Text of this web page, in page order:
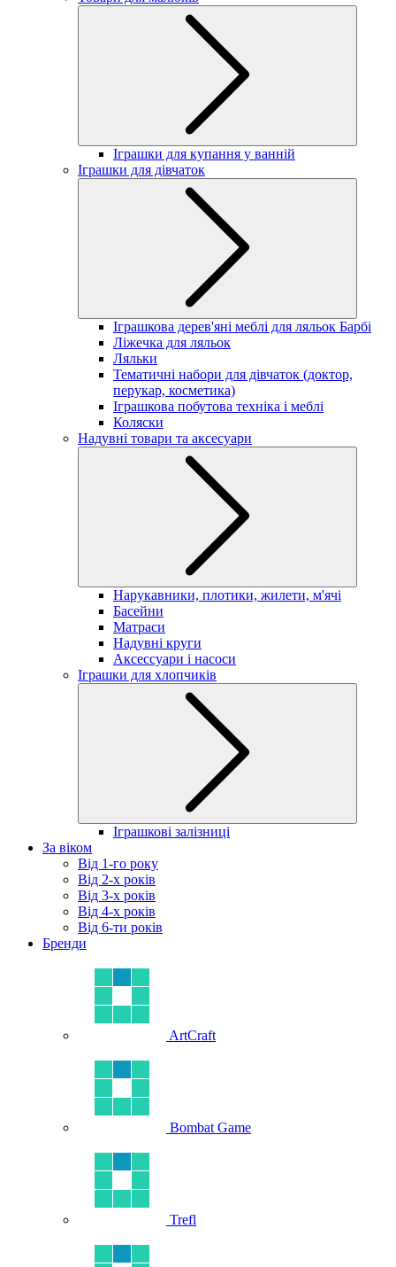
Іграшки для купання у ванній
Іграшки для дівчаток
Іграшкова дерев'яні меблі для ляльок Барбі
Ліжечка для ляльок
Ляльки
Тематичні набори для дівчаток (доктор,
перукар, косметика)
Іграшкова побутова техніка і меблі
Коляски
Надувні товари та аксесуари
Нарукавники, плотики, жилети, м'ячі
Басейни
Матраси
Надувні круги
Аксессуари і насоси
Іграшки для хлопчиків
Іграшкові залізниці
За віком
Від 1-го року
Від 2-х років
Від 3-х років
Від 4-х років
Від 6-ти років
Бренди
ArtCraft
Bombat Game
Trefl